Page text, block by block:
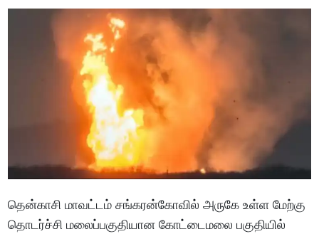
தென்காசி மாவட்டம் சங்கரன்கோவில் அருகே உள்ள மேற்கு
தொடர்ச்சி மலைப்பகுதியான கோட்டைமலை பகுதியில்